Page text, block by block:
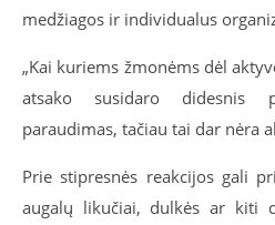
medžiagos ir individualus
„Kai kuriems žmonėms dėl
atsako susidaro didesnis
paraudimas, tačiau tai dar nėra
Prie stipresnės reakcijos gali
augalų likučiai, dulkės ar kiti